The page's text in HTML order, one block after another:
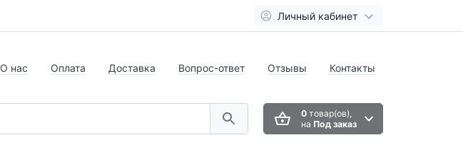
Личный кабинет
О нас Оплата Доставка Вопрос-ответ Отзывы Контакты
0товар(ов),
на Под заказ